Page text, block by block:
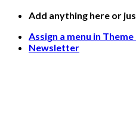
Skip
content
Add anything here or
Assign a menu in
Newsletter